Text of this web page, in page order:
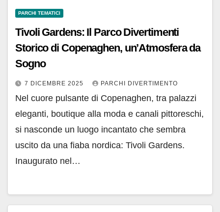
PARCHI TEMATICI
Tivoli Gardens: Il Parco Divertimenti
Storico di Copenaghen, un’Atmosfera da
Sogno
7 DICEMBRE 2025 PARCHI DIVERTIMENTO
Nel cuore pulsante di Copenaghen, tra palazzi
eleganti, boutique alla moda e canali pittoreschi,
si nasconde un luogo incantato che sembra
uscito da una fiaba nordica: Tivoli Gardens.
Inaugurato nel…